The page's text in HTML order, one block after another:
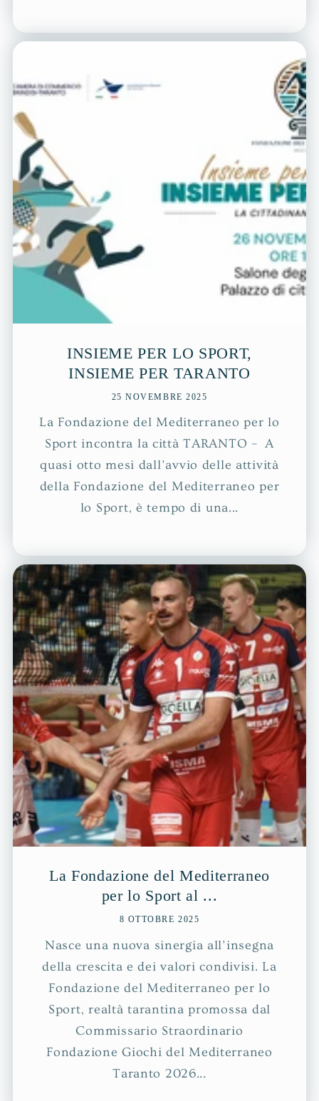
INSIEME PER LO SPORT,
INSIEME PER TARANTO
25 NOVEMBRE 2025
La Fondazione del Mediterraneo per lo
Sport incontra la città TARANTO – A
quasi otto mesi dall’avvio delle attività
della Fondazione del Mediterraneo per
lo Sport, è tempo di una...
La Fondazione del Mediterraneo
per lo Sport al ...
8 OTTOBRE 2025
Nasce una nuova sinergia all’insegna
della crescita e dei valori condivisi. La
Fondazione del Mediterraneo per lo
Sport, realtà tarantina promossa dal
Commissario Straordinario
Fondazione Giochi del Mediterraneo
Taranto 2026...